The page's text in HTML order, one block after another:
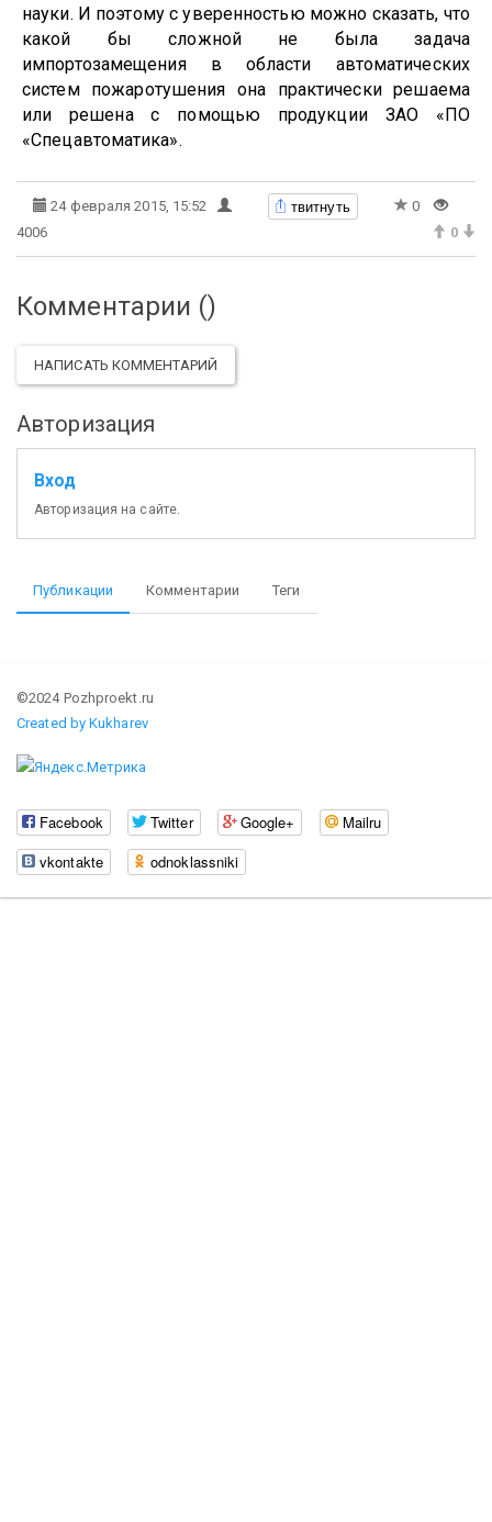
науки. И поэтому с уверенностью можно сказать, что
какой бы сложной не была задача
импортозамещения в области автоматических
систем пожаротушения она практически решаема
или решена с помощью продукции ЗАО «ПО
«Спецавтоматика».
24 февраля 2015, 15:52 твитнуть
0
4006
0
Комментарии ()
НАПИСАТЬ КОММЕНТАРИЙ
Авторизация
Вход
Авторизация на сайте.
Публикации Комментарии Теги
©2024 Pozhproekt.ru
Created by Kukharev
Facebook Twitter Google+
Mailru
vkontakte
odnoklassniki